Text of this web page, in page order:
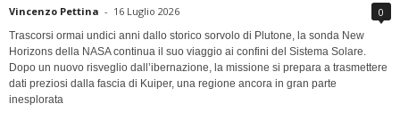
Vincenzo Pettina - 16 Luglio 2026 0
Trascorsi ormai undici anni dallo storico sorvolo di Plutone, la sonda New
Horizons della NASA continua il suo viaggio ai confini del Sistema Solare.
Dopo un nuovo risveglio dall’ibernazione, la missione si prepara a trasmettere
dati preziosi dalla fascia di Kuiper, una regione ancora in gran parte
inesplorata